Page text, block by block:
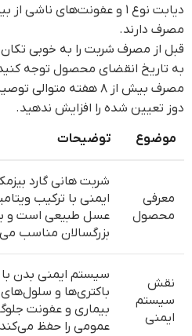
دیابت نوع ۱ و عفونت‌های
مصرف دارند.
قبل از مصرف شربت را به خوبی
به تاریخ انقضای محصول توجه
مصرف بیش از ۸ هفته متوالی توصیه نمی‌شود.
دوز تعیین شده را افزایش ندهید.
موضوع
توضیحات
معرفی
محصول
شربت هانی گارد
بزرگسالان مناسب
نقش
سیستم
ایمنی
سیستم ایمنی بدن
باکتری‌ها و سلول‌های
بیماری و عفونت
عمومی را حفظ